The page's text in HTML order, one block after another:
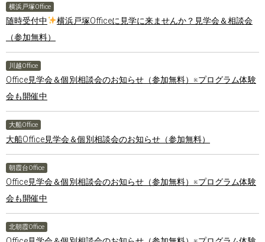
横浜戸塚Office
随時受付中
横浜戸塚Officeに見学に来ませんか？見学会＆相談会
（参加無料）
川越Office
Office見学会＆個別相談会のお知らせ（参加無料）※プログラム体験
会も開催中
大船Office
大船Office見学会＆個別相談会のお知らせ（参加無料）
朝霞台Office
Office見学会＆個別相談会のお知らせ（参加無料）※プログラム体験
会も開催中
北朝霞Office